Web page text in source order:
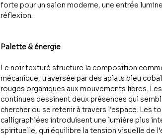
forte pour un salon moderne, une entrée
réflexion.
Palette & énergie
Le noir texturé structure la composition
mécanique, traversée par des aplats bleu
rouges organiques aux mouvements libres.
continues dessinent deux présences qui
chercher ou se retenir à travers l’espace. Les
calligraphiées introduisent une lumière plus
spirituelle, qui équilibre la tension visuelle de